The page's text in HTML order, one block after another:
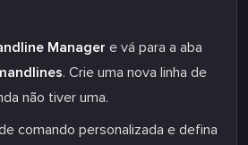
Manager e vá para a aba
. Crie uma nova linha de
não tiver uma.
comando personalizada e defina